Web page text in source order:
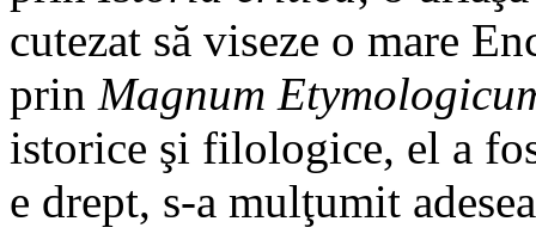
cutezat să viseze o mare
prin Magnum
istorice şi filologice, el a
e drept, s-a mulţumit